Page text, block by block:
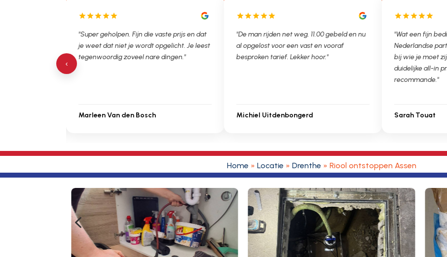
"Super geholpen. Fijn die vaste prijs en dat
je weet dat niet je wordt opgelicht. Je leest
tegenwoordig zoveel nare dingen."
Marleen Van den Bosch
"De man rijden net weg. 11.00 gebeld en nu
al opgelost voor een vast en vooraf
besproken tarief. Lekker hoor."
Michiel Uitdenbongerd
"Wat een fijn
Nederlandse
bij wie je moet
duidelijke all-in
recommande."
Sarah Touat
‹
Home » Locatie » Drenthe » Riool ontstoppen Assen
4